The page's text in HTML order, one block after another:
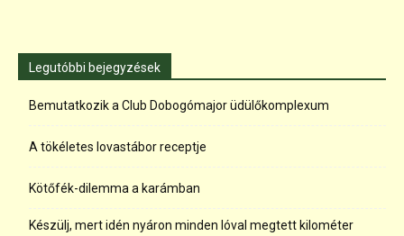
Legutóbbi bejegyzések
Bemutatkozik a Club Dobogómajor üdülőkomplexum
A tökéletes lovastábor receptje
Kötőfék-dilemma a karámban
Készülj, mert idén nyáron minden lóval megtett kilométer